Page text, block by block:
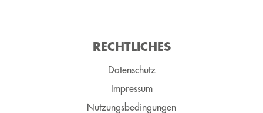
RECHT­LICH­ES
Datenschutz
Impressum
Nutzungsbedingungen